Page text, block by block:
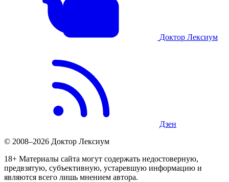
Доктор Лексиум
Дзен
© 2008–2026 Доктор Лексиум
18+ Материалы сайта могут содержать недостоверную,
предвзятую, субъективную, устаревшую информацию и
являются всего лишь мнением автора.